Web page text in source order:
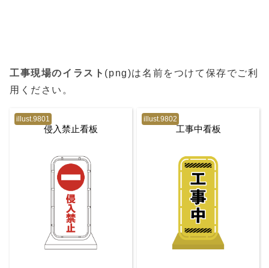
工事現場のイラスト (png)は名前をつけて保存でご利
用ください。
illust.9801
侵入禁止看板
illust.9802
工事中看板